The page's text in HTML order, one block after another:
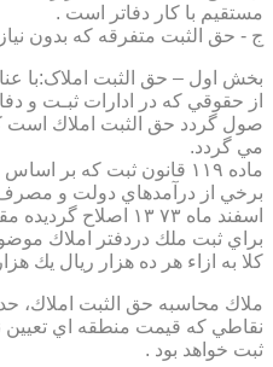
مستقيم با كار دفاتر است .
ج - حق الثبت متفرقه كه بدون
از حقوقي كه در ادارات ثبـت و
مي گردد.
ماده ۱۱۹ قانون ثبت كه
اسفند ماه ۷۳ ۱۳ اصلاح گرديده مقرر مي دارد:
كلا به ازاء هر ده هزار ريال يك
ملاك محاسبه حق الثبت املاك،
نقاطي كه قيمت منطقه اي تعيين
ثبت خواهد بود .